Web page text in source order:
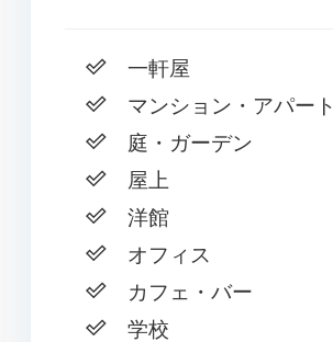
一軒屋
マンション・アパート
庭・ガーデン
屋上
洋館
オフィス
カフェ・バー
学校